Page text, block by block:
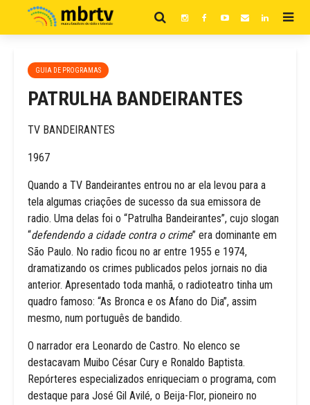
GUIA DE PROGRAMAS
PATRULHA BANDEIRANTES
TV BANDEIRANTES
1967
Quando a TV Bandeirantes entrou no ar ela levou para a
tela algumas criações de sucesso da sua emissora de
radio. Uma delas foi o “Patrulha Bandeirantes”, cujo slogan
“defendendo a cidade contra o crime” era dominante em
São Paulo. No radio ficou no ar entre 1955 e 1974,
dramatizando os crimes publicados pelos jornais no dia
anterior. Apresentado toda manhã, o radioteatro tinha um
quadro famoso: “As Bronca e os Afano do Dia”, assim
mesmo, num português de bandido.
O narrador era Leonardo de Castro. No elenco se
destacavam Muibo César Cury e Ronaldo Baptista.
Repórteres especializados enriqueciam o programa, com
destaque para José Gil Avilé, o Beija-Flor, pioneiro no